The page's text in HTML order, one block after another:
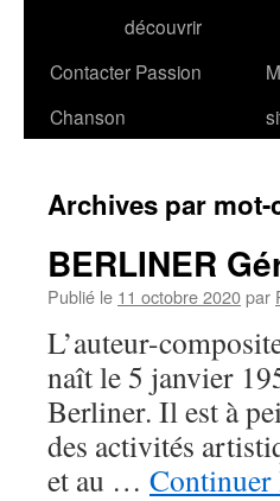
découvrir
Contacter Passion
Chanson
Archives par mot-
BERLINER
Publié le 11 octobre 2020par
L’auteur-
naît le 5 janvier
Berliner. Il est à
des activités
et au … Continuer